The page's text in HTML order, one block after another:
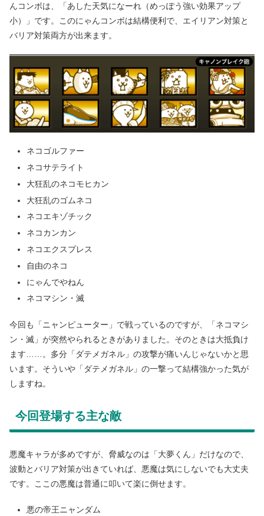
んコンボは、「あした天気になーれ（めっぽう強い効果アップ
小）」です。このにゃんコンボは結構便利で、エイリアン対策と
バリア対策両方が出来ます。
ネコゴルファー
ネコサテライト
大狂乱のネコモヒカン
大狂乱のゴムネコ
ネコエキゾチック
ネコカンカン
ネコエクスプレス
自由のネコ
にゃんでやねん
ネコマシン・滅
今回も「ニャンピューター」で戦っているのですが、「ネコマシ
ン・滅」が突然やられるときがありました。そのときは大抵負け
ます……。多分「ダテメガネル」の攻撃が痛いんじゃないかと思
います。そういや「ダテメガネル」の一撃って結構強かった気が
しますね。
今回登場する主な敵
悪魔キャラが多めですが、脅威なのは「大夢くん」だけなので、
波動とバリア対策が出きていれば、悪魔は気にしないでも大丈夫
です。ここの悪魔は普通に叩いて楽に倒せます。
悪の帝王ニャンダム